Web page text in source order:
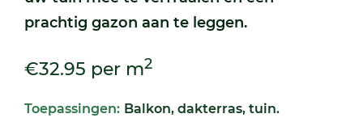
prachtig gazon aan te leggen.
€32.95 per m2
Toepassingen: Balkon, dakterras, tuin.